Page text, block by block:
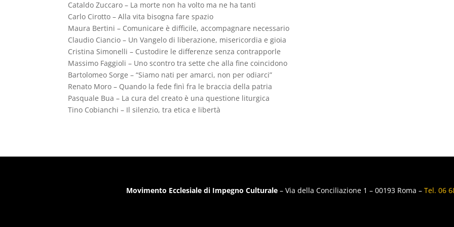
Cataldo Zuccaro – La morte non ha volto ma ne ha tanti
Carlo Cirotto – Alla vita bisogna fare spazio
Maura Bertini – Comunicare è difficile, accompagnare necessario
Claudio Ciancio – Un Vangelo di liberazione, misericordia e gioia
Cristina Simonelli – Custodire le differenze senza contrapporle
Massimo Faggioli – Uno scontro tra sette che alla fine coincidono
Bartolomeo Sorge – “Siamo nati per amarci, non per odiarci”
Renato Moro – Quando la fede finì fra le braccia della patria
Pasquale Bua – La cura del creato è una questione liturgica
Tino Cobianchi – Il silenzio, tra etica e libertà
Movimento Ecclesiale di Impegno Culturale – Via della Conciliazione 1 – 00193 Roma – Tel. 06